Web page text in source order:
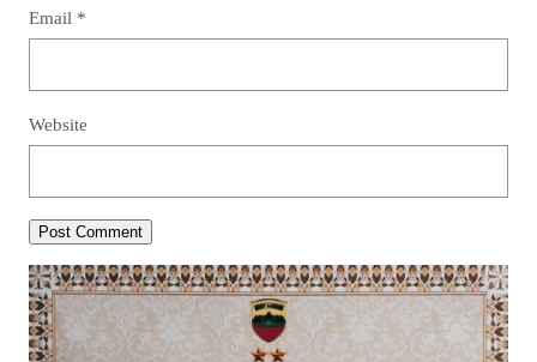
Email *
Website